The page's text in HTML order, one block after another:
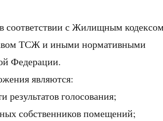
соответствии с Жилищным
ТСЖ и иными нормативными
Федерации.
являются:
результатов голосования;
собственников помещений;